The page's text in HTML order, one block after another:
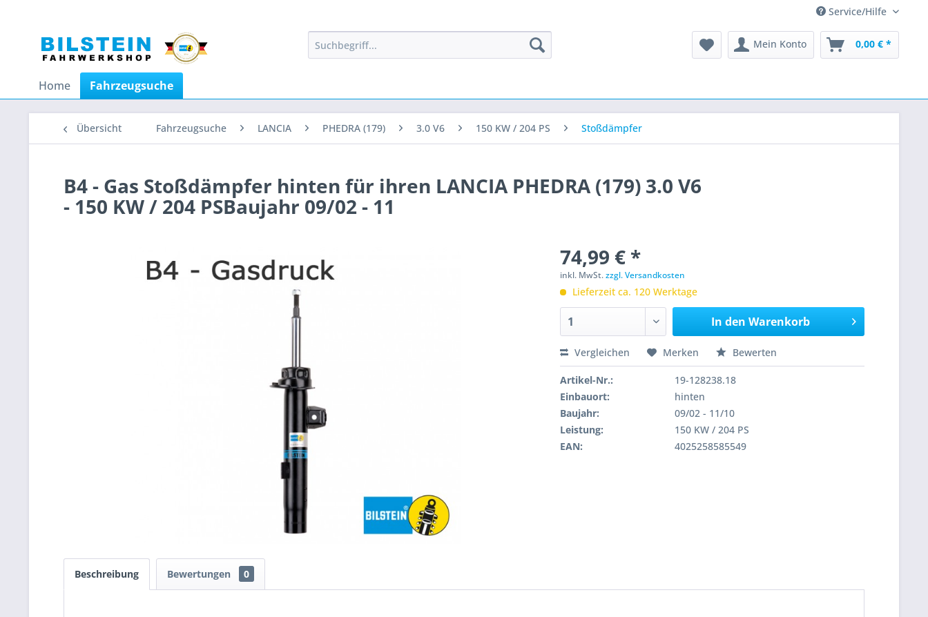
Service/Hilfe
Mein Konto 0,00 € *
Home Fahrzeugsuche
Übersicht Fahrzeugsuche LANCIA PHEDRA (179) 3.0 V6 150 KW / 204 PS Stoßdämpfer
B4 - Gas Stoßdämpfer hinten für ihren LANCIA PHEDRA (179) 3.0 V6
- 150 KW / 204 PSBaujahr 09/02 - 11
74,99 € *
inkl. MwSt.zzgl. Versandkosten
Lieferzeit ca. 120 Werktage
In den Warenkorb
Vergleichen Merken Bewerten
Artikel-Nr.:
19-128238.18
Einbauort:
hinten
Baujahr:
09/02 - 11/10
Leistung:
150 KW / 204 PS
EAN:
4025258585549
Beschreibung Bewertungen 0